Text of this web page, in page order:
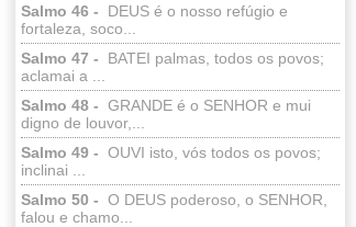
Salmo 46 -
DEUS é o nosso refúgio e
fortaleza, soco...
Salmo 47 -
BATEI palmas, todos os povos;
aclamai a ...
Salmo 48 - GRANDE é o SENHOR e mui
digno de louvor,...
Salmo 49 - OUVI isto, vós todos os povos;
inclinai ...
Salmo 50 - O DEUS poderoso, o SENHOR,
falou e chamo...